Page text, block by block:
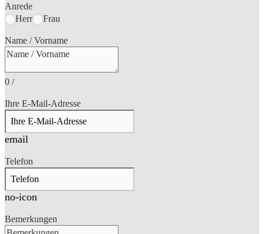
Anrede
Herr
Frau
Name / Vorname
0 /
Ihre E-Mail-Adresse
email
Telefon
no-icon
Bemerkungen